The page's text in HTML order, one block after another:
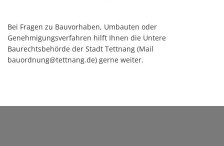
Bei Fragen zu Bauvorhaben, Umbauten oder
Genehmigungsverfahren hilft Ihnen die Untere
Baurechtsbehörde der Stadt Tettnang (Mail
bauordnung@tettnang.de) gerne weiter.